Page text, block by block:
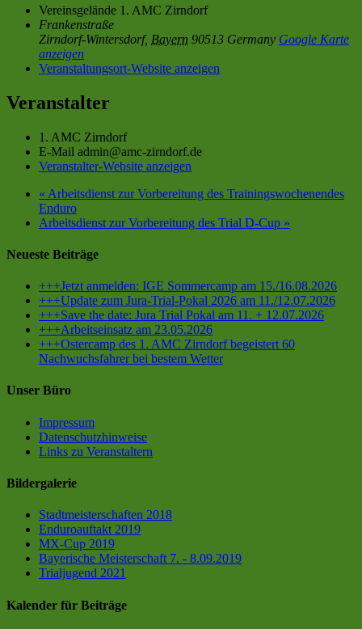
Vereinsgelände 1. AMC Zirndorf
Frankenstraße
Zirndorf-Wintersdorf, Bayern 90513 Germany Google Karte
anzeigen
Veranstaltungsort-Website anzeigen
Veranstalter
1. AMC Zirndorf
E-Mail admin@amc-zirndorf.de
Veranstalter-Website anzeigen
« Arbeitsdienst zur Vorbereitung des Trainingswochenendes
Enduro
Arbeitsdienst zur Vorbereitung des Trial D-Cup »
Neueste Beiträge
+++Jetzt anmelden: IGE Sommercamp am 15./16.08.2026
+++Update zum Jura-Trial-Pokal 2026 am 11./12.07.2026
+++Save the date: Jura Trial Pokal am 11. + 12.07.2026
+++Arbeitseinsatz am 23.05.2026
+++Ostercamp des 1. AMC Zirndorf begeistert 60
Nachwuchsfahrer bei bestem Wetter
Unser Büro
Impressum
Datenschutz­hinweise
Links zu Veranstaltern
Bildergalerie
Stadtmeisterschaften 2018
Enduroauftakt 2019
MX-Cup 2019
Bayerische Meisterschaft 7. - 8.09.2019
Trialjugend 2021
Kalender für Beiträge